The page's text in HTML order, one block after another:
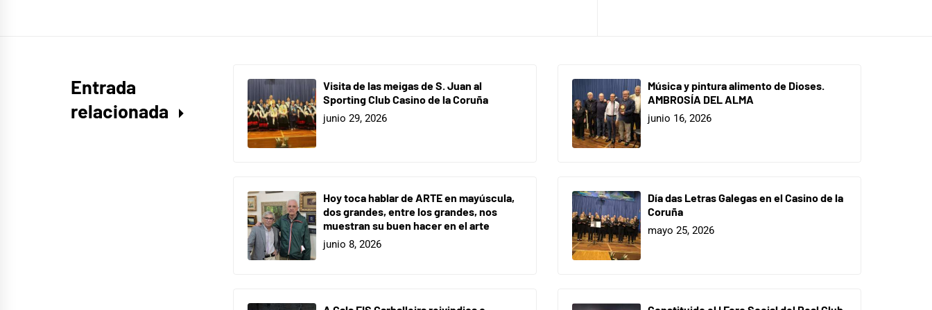
Entrada
relacionada
Visita de las meigas de S. Juan al
Sporting Club Casino de la Coruña
junio 29, 2026
Música y pintura alimento de Dioses.
AMBROSÍA DEL ALMA
junio 16, 2026
Hoy toca hablar de ARTE en mayúscula,
dos grandes, entre los grandes, nos
muestran su buen hacer en el arte
junio 8, 2026
Día das Letras Galegas en el Casino de la
Coruña
mayo 25, 2026